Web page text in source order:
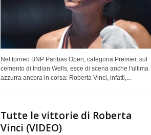
Nel torneo BNP Paribas Open, categoria Premier, sul
cemento di Indian Wells, esce di scena anche l'ultima
azzurra ancora in corsa: Roberta Vinci, infatti,...
Tutte le vittorie di Roberta
Vinci (VIDEO)